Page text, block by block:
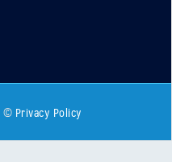
© Privacy Policy